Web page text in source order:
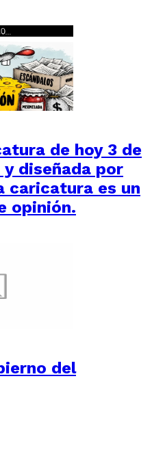
de hoy 3 de
diseñada por
caricatura es un
opinión.
del